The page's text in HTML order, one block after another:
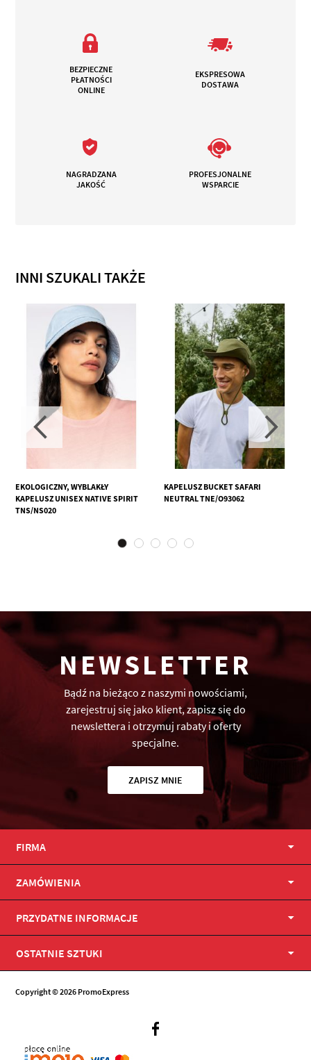
BEZPIECZNE
PŁATNOŚCI
ONLINE
EKSPRESOWA
DOSTAWA
NAGRADZANA
JAKOŚĆ
PROFESJONALNE
WSPARCIE
INNI SZUKALI TAKŻE
EKOLOGICZNY, WYBLAKŁY
KAPELUSZ UNISEX NATIVE SPIRIT
TNS/NS020
KAPELUSZ BUCKET SAFARI
NEUTRAL TNE/O93062
NEWSLETTER
Bądź na bieżąco z naszymi nowościami,
zarejestruj się jako klient, zapisz się do
newslettera i otrzymuj rabaty i oferty
specjalne.
ZAPISZ MNIE
FIRMA
ZAMÓWIENIA
PRZYDATNE INFORMACJE
OSTATNIE SZTUKI
Copyright © 2026 PromoExpress